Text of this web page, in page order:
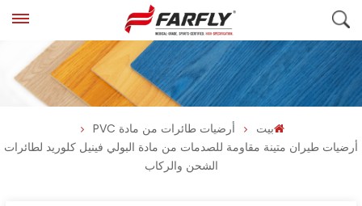
بيت
أرضيات طائرات من مادة PVC
أرضيات طيران متينة مقاومة للصدمات من مادة البولي فينيل كلوريد لطائرات
الشحن والركاب